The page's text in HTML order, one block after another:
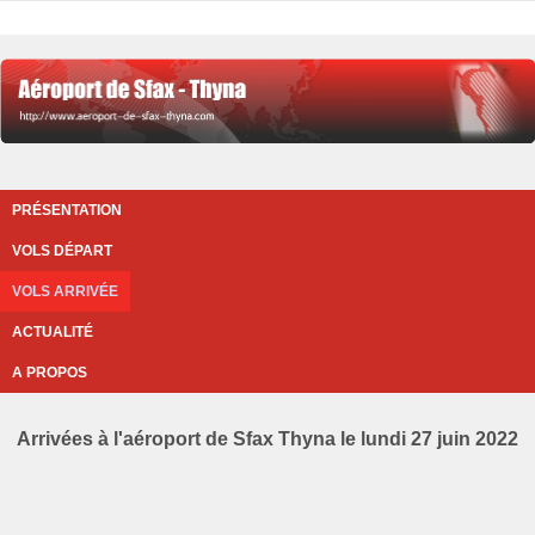
PRÉSENTATION
VOLS DÉPART
VOLS ARRIVÉE
ACTUALITÉ
A PROPOS
Arrivées à l'aéroport de Sfax Thyna le lundi 27 juin 2022